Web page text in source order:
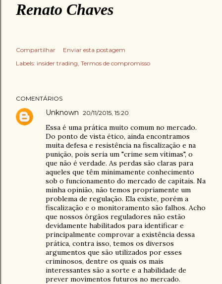
Renato Chaves
Compartilhar
Enviar esta postagem
Labels: insider trading Termos de compromisso
COMENTÁRIOS
Unknown 20/11/2015, 15:20
Essa é uma prática muito comum no mercado.
Do ponto de vista ético, ainda encontramos
muita defesa e resistência na fiscalização e na
punição, pois seria um "crime sem vítimas", o
que não é verdade. As perdas são claras para
aqueles que têm minimamente conhecimento
sob o funcionamento do mercado de capitais. Na
minha opinião, não temos propriamente um
problema de regulação. Ela existe, porém a
fiscalização e o monitoramento são falhos. Acho
que nossos órgãos reguladores não estão
devidamente habilitados para identificar e
principalmente comprovar a existência dessa
prática, contra isso, temos os diversos
argumentos que são utilizados por esses
criminosos, dentre os quais os mais
interessantes são a sorte e a habilidade de
prever movimentos futuros no mercado.